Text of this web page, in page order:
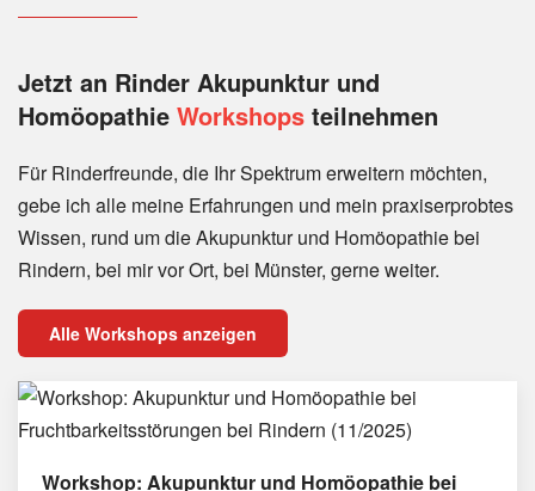
Jetzt an Rinder Akupunktur und
Homöopathie Workshops teilnehmen
Für Rinderfreunde, die Ihr Spektrum erweitern möchten,
gebe ich alle meine Erfahrungen und mein praxiserprobtes
Wissen, rund um die Akupunktur und Homöopathie bei
Rindern, bei mir vor Ort, bei Münster, gerne weiter.
Alle Workshops anzeigen
Workshop: Akupunktur und Homöopathie bei